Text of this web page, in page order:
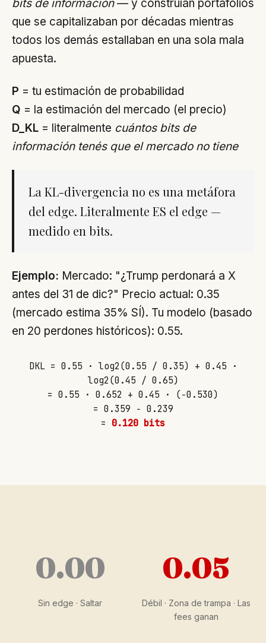
bits de información— y construían portafolios
que se capitalizaban por décadas mientras
todos los demás estallaban en una sola mala
apuesta.
P = tu estimación de probabilidad
Q = la estimación del mercado (el precio)
D_KL = literalmente cuántos bits de
información tenés que el mercado no tiene
La KL-divergencia no es una metáfora
del edge. Literalmente ES el edge —
medido en bits.
Ejemplo: Mercado: "¿Trump perdonará a X
antes del 31 de dic?" Precio actual: 0.35
(mercado estima 35% SÍ). Tu modelo (basado
en 20 perdones históricos): 0.55.
DKL = 0.55 · log2(0.55 / 0.35) + 0.45 ·
log2(0.45 / 0.65)
= 0.55 · 0.652 + 0.45 · (−0.530)
= 0.359 − 0.239
= 0.120 bits
0.00
Sin edge · Saltar
0.05
Débil · Zona de trampa · Las
fees ganan